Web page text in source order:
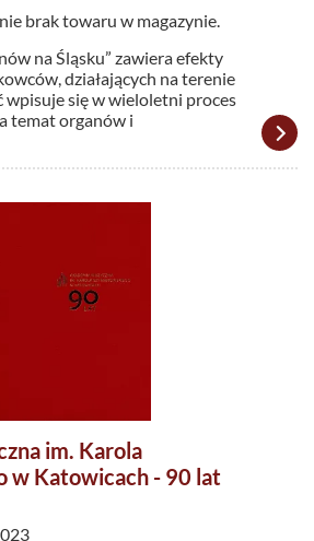
brak towaru w magazynie.
na Śląsku” zawiera efekty
działających na terenie
wpisuje się w wieloletni proces
temat organów i
im. Karola
w Katowicach - 90 lat